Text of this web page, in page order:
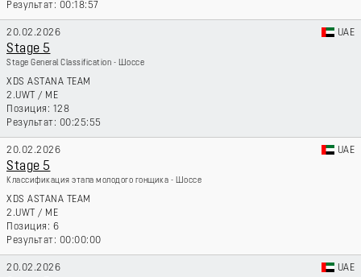
00:18:57
20.02.2026 UAE
Stage 5
Stage General Classification - Шоссе
XDS ASTANA TEAM
2.UWT / ME
128
00:25:55
20.02.2026 UAE
Stage 5
Классификация этапа молодого гонщика - Шоссе
XDS ASTANA TEAM
2.UWT / ME
6
00:00:00
20.02.2026 UAE